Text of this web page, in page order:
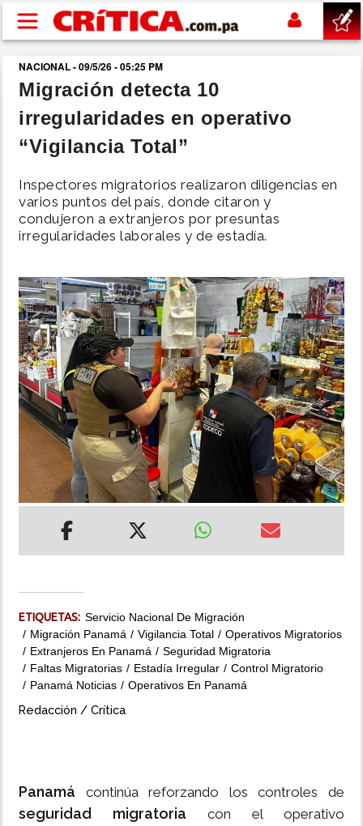
Pasar al contenido principal
buscar
SUCESOS
POLÍTICA
DEPORTES
MUNDO
INSÓLITAS
MULTIMEDIA
IMPRESO
NACIONAL - 09/5/26 - 05:25 PM
Migración detecta 10
irregularidades en operativo
“Vigilancia Total”
Inspectores migratorios realizaron diligencias en
varios puntos del país, donde citaron y
condujeron a extranjeros por presuntas
irregularidades laborales y de estadía.
ETIQUETAS: Servicio Nacional De Migración
Migración Panamá
Vigilancia Total
Operativos Migratorios
Extranjeros En Panamá
Seguridad Migratoria
Faltas Migratorias
Estadía Irregular
Control Migratorio
Panamá Noticias
Operativos En Panamá
Redacción / Crítica
Panamá continúa reforzando los controles de
seguridad migratoria con el operativo